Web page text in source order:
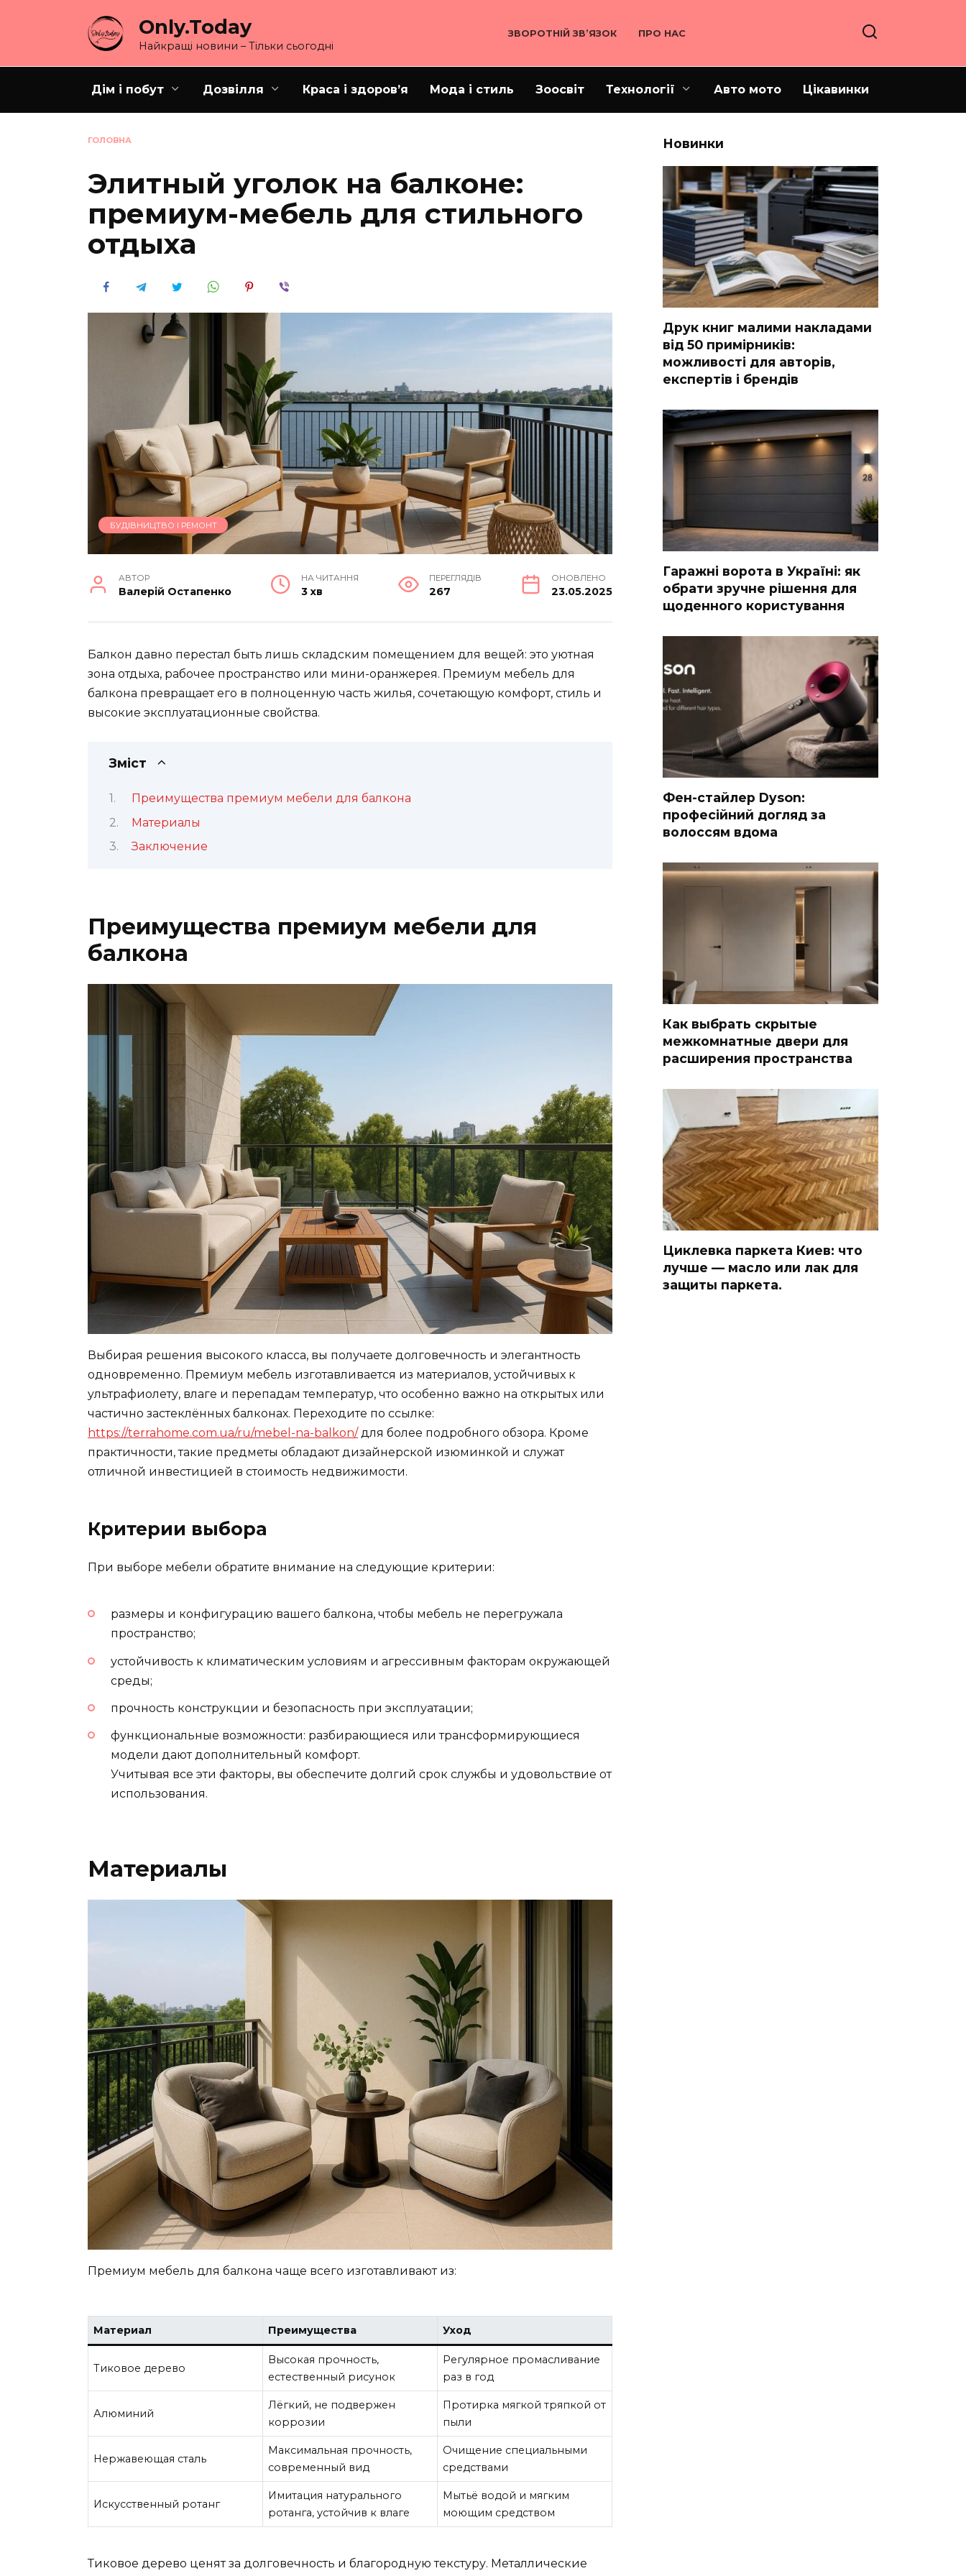
Only.Today
Найкращі новини – Тільки сьогодні
ЗВОРОТНІЙ ЗВ’ЯЗОК ПРО НАС
Дім і побут Дозвілля Краса і здоров’я Мода і стиль Зоосвіт Технології Авто мото Цікавинки
ГОЛОВНА
Элитный уголок на балконе:
премиум-мебель для стильного
отдыха
БУДІВНИЦТВО І РЕМОНТ
АВТОР
Валерій Остапенко
НА ЧИТАННЯ
3 хв
ПЕРЕГЛЯДІВ
267
ОНОВЛЕНО
23.05.2025
Балкон давно перестал быть лишь складским помещением для вещей: это уютная
зона отдыха, рабочее пространство или мини-оранжерея. Премиум мебель для
балкона превращает его в полноценную часть жилья, сочетающую комфорт, стиль и
высокие эксплуатационные свойства.
Зміст
Преимущества премиум мебели для балкона
Материалы
Заключение
Преимущества премиум мебели для
балкона
Выбирая решения высокого класса, вы получаете долговечность и элегантность
одновременно. Премиум мебель изготавливается из материалов, устойчивых к
ультрафиолету, влаге и перепадам температур, что особенно важно на открытых или
частично застеклённых балконах. Переходите по ссылке:
https://terrahome.com.ua/ru/mebel-na-balkon/для более подробного обзора. Кроме
практичности, такие предметы обладают дизайнерской изюминкой и служат
отличной инвестицией в стоимость недвижимости.
Критерии выбора
При выборе мебели обратите внимание на следующие критерии:
размеры и конфигурацию вашего балкона, чтобы мебель не перегружала
пространство;
устойчивость к климатическим условиям и агрессивным факторам окружающей
среды;
прочность конструкции и безопасность при эксплуатации;
функциональные возможности: разбирающиеся или трансформирующиеся
модели дают дополнительный комфорт.
Учитывая все эти факторы, вы обеспечите долгий срок службы и удовольствие от
использования.
Материалы
Премиум мебель для балкона чаще всего изготавливают из:
Материал Преимущества Уход
Тиковое дерево
Высокая прочность,
естественный рисунок
Регулярное промасливание
раз в год
Алюминий
Лёгкий, не подвержен
коррозии
Протирка мягкой тряпкой от
пыли
Нержавеющая сталь
Максимальная прочность,
современный вид
Очищение специальными
средствами
Искусственный ротанг
Имитация натурального
ротанга, устойчив к влаге
Мытьё водой и мягким
моющим средством
Тиковое дерево ценят за долговечность и благородную текстуру. Металлические
Новинки
Друк книг малими накладами
від 50 примірників:
можливості для авторів,
експертів і брендів
Гаражні ворота в Україні: як
обрати зручне рішення для
щоденного користування
Фен-стайлер Dyson:
професійний догляд за
волоссям вдома
Как выбрать скрытые
межкомнатные двери для
расширения пространства
Циклевка паркета Киев: что
лучше — масло или лак для
защиты паркета.